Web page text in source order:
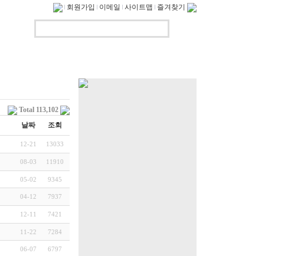
회원가입 이메일 사이트맵 즐겨찾기
Total 113,102
날짜 조회
12-21 13033
08-03 11910
05-02 9345
04-12 7937
12-11 7421
11-22 7284
06-07 6797